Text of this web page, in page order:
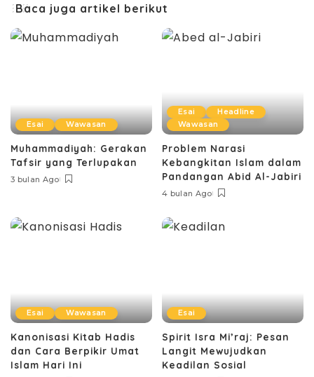
Baca juga artikel berikut
Esai Wawasan
Muhammadiyah: Gerakan
Tafsir yang Terlupakan
3 bulan Ago
Esai
Headline
Wawasan
Problem Narasi
Kebangkitan Islam dalam
Pandangan Abid Al-Jabiri
4 bulan Ago
Esai Wawasan
Kanonisasi Kitab Hadis
dan Cara Berpikir Umat
Islam Hari Ini
Esai
Spirit Isra Mi’raj: Pesan
Langit Mewujudkan
Keadilan Sosial